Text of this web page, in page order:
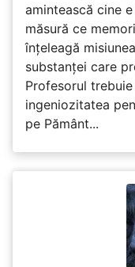
amintească cine
măsură ce
înțeleagă
substanței care
Profesorul
ingeniozitatea
pe Pământ...